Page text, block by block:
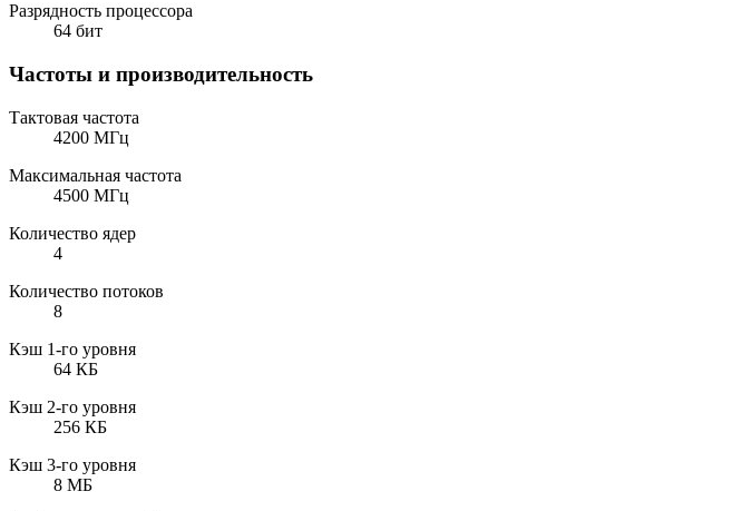
Разрядность процессора
64 бит
Частоты и производительность
Тактовая частота
4200 МГц
Максимальная частота
4500 МГц
Количество ядер
4
Количество потоков
8
Кэш 1-го уровня
64 КБ
Кэш 2-го уровня
256 КБ
Кэш 3-го уровня
8 МБ